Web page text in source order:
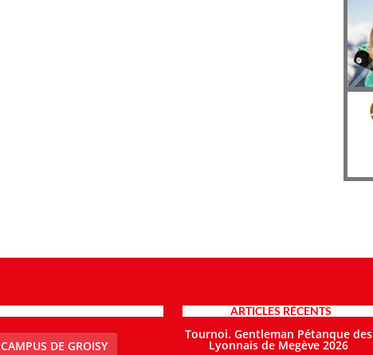
CAMPUS DE GROISY
ARTICLES RÉCENTS
Tournoi. Gentleman Pétanque des
Lyonnais de Megève 2026